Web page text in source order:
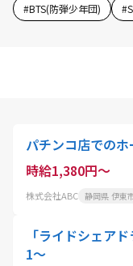
#BTS(防弾少年団) #
パチンコ店での
時給1,380円～
株式会社ABC 静岡県 伊東
「ライドシェア
1〜